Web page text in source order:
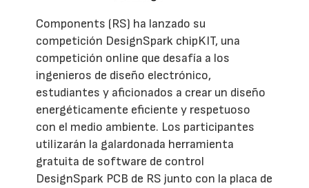
Components (RS) ha lanzado su
competición DesignSpark chipKIT, una
competición online que desafía a los
ingenieros de diseño electrónico,
estudiantes y aficionados a crear un diseño
energéticamente eficiente y respetuoso
con el medio ambiente. Los participantes
utilizarán la galardonada herramienta
gratuita de software de control
DesignSpark PCB de RS junto con la placa de